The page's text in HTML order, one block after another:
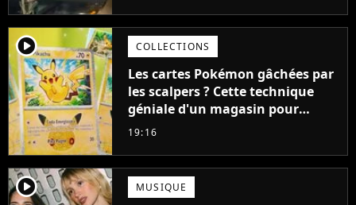
player2 COLLECTIONS
Les cartes Pokémon gâchées par
les scalpers ? Cette technique
géniale d'un magasin pour
ruiner les revendeurs
19:16
player2 MUSIQUE